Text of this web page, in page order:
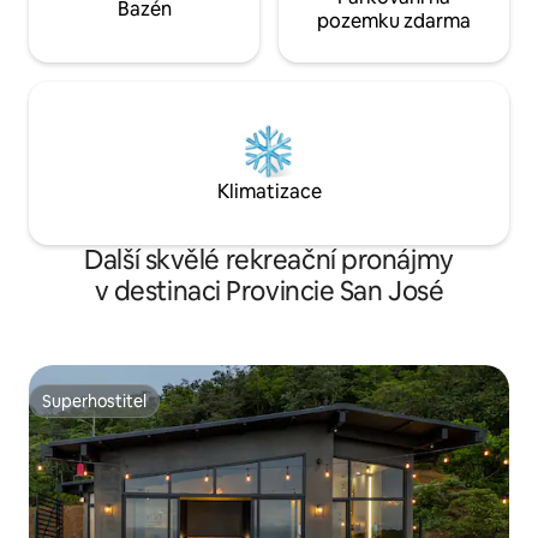
Bazén
pozemku zdarma
Klimatizace
Další skvělé rekreační pronájmy
v destinaci Provincie San José
Superhostitel
Superhostitel